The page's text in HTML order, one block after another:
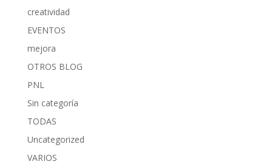
creatividad
EVENTOS
mejora
OTROS BLOG
PNL
Sin categoría
TODAS
Uncategorized
VARIOS